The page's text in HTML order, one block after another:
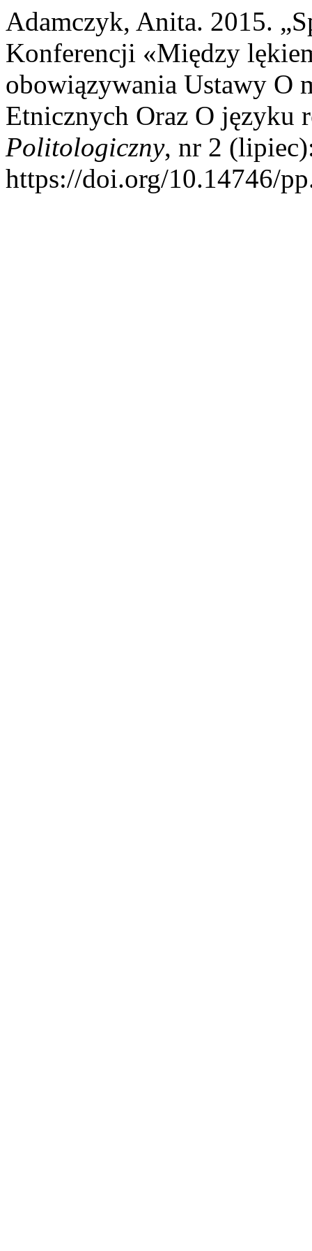
Adamczyk, Anita. 2015.
Konferencji «Między
obowiązywania Ustawy O
Etnicznych Oraz O języku
Politologiczny, nr 2
https://doi.org/10.14746/